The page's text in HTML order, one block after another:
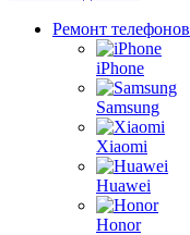
Ремонт телефонов
iPhone
Samsung
Xiaomi
Huawei
Honor